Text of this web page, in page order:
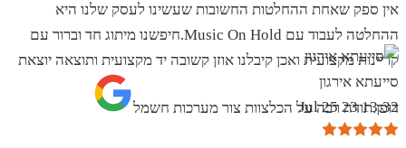
אין ספק שאחת ההחלטות החשובות שעשינו לעסק שלנו היא
ההחלטה לעבוד עם Music On Hold.חיפשנו מיתוג חד וברור עם
קריינות מקצועית ואכן קיבלנו אוזן קשובה יד מקצועית ותוצאה יוצאת
דופן.תודה רבה על הכלצוות צור מערכות חשמל
סייעתא אירגון
13:32 23 Jul 25